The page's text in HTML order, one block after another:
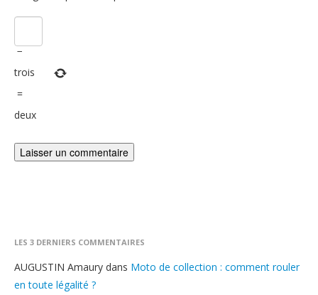
−
trois
=
deux
LES 3 DERNIERS COMMENTAIRES
AUGUSTIN Amaury dans Moto de collection : comment rouler
en toute légalité ?